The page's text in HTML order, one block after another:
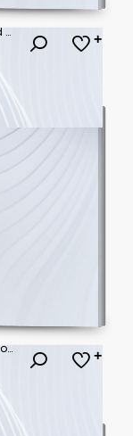
Three Daikon Radishes with Green Tops and Roots on Dark Blue Background root vegetable
Robotic arm harvests fresh lettuce inside modern greenhouse using automation, artificial intelligence, and precision farming technology.